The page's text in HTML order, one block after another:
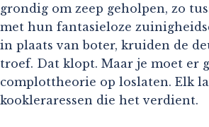
grondig om zeep geholpen, zo
met hun fantasieloze
in plaats van boter, kruiden de
troef. Dat klopt. Maar je moet er
complottheorie op loslaten. Elk
kookleraressen die het verdient.